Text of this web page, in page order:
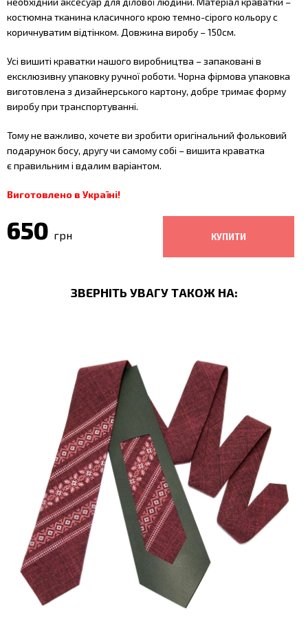
костюмна тканина класичного крою темно-сірого кольору с
коричнуватим відтінком. Довжина виробу – 150см.
Усі вишиті краватки нашого виробництва – запаковані в
ексклюзивну упаковку ручної роботи. Чорна фірмова упаковка
виготовлена з дизайнерського картону, добре тримає форму
виробу при транспортуванні.
Тому не важливо, хочете ви зробити оригінальний фольковий
подарунок босу, другу чи самому собі – вишита краватка
є правильним і вдалим варіантом.
Виготовлено в Україні!
650 грн
ЗВЕРНІТЬ УВАГУ ТАКОЖ НА: